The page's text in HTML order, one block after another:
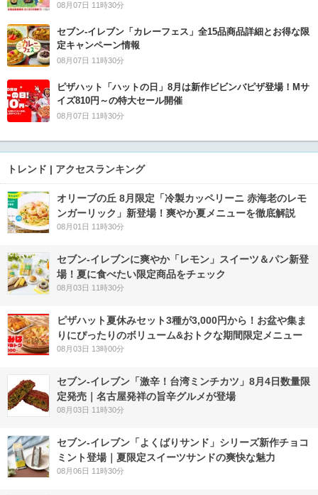
08月07日 11時30分
セブン‐イレブン「カレーフェス」全15品商品詳細とお得な限
定キャンペーン情報
08月07日 11時30分
ピザハット「ハットの日」8月は新作ビビンバピザ登場！Mサ
イズ810円～の特大セール開催
08月07日 11時30分
トレンド | アクセスランキング
オリーブの丘 8月限定「冷製カッペリーニ 赤海老のレモ
ンガーリック」新登場！爽やか夏メニューを徹底解説
08月01日 11時30分
セブン‐イレブンに爽やか「レモン」スイーツ＆パン新登
場！夏に食べたい限定商品をチェック
08月03日 11時30分
ピザハット夏休みセット3種が3,000円から！お盆や集ま
りにぴったりのボリューム&おトクな期間限定メニュー
08月03日 13時00分
セブン-イレブン「激辛！台湾ミンチカツ」8月4日数量限
定発売｜名古屋発祥の旨辛グルメが登場
08月03日 11時30分
セブン‐イレブン「よくばりサンド」シリーズ新作チョコ
ミント登場｜夏限定スイーツサンドの爽快な魅力
08月06日 11時30分